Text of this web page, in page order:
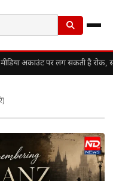
अकाउंट पर लग सकती है रोक,